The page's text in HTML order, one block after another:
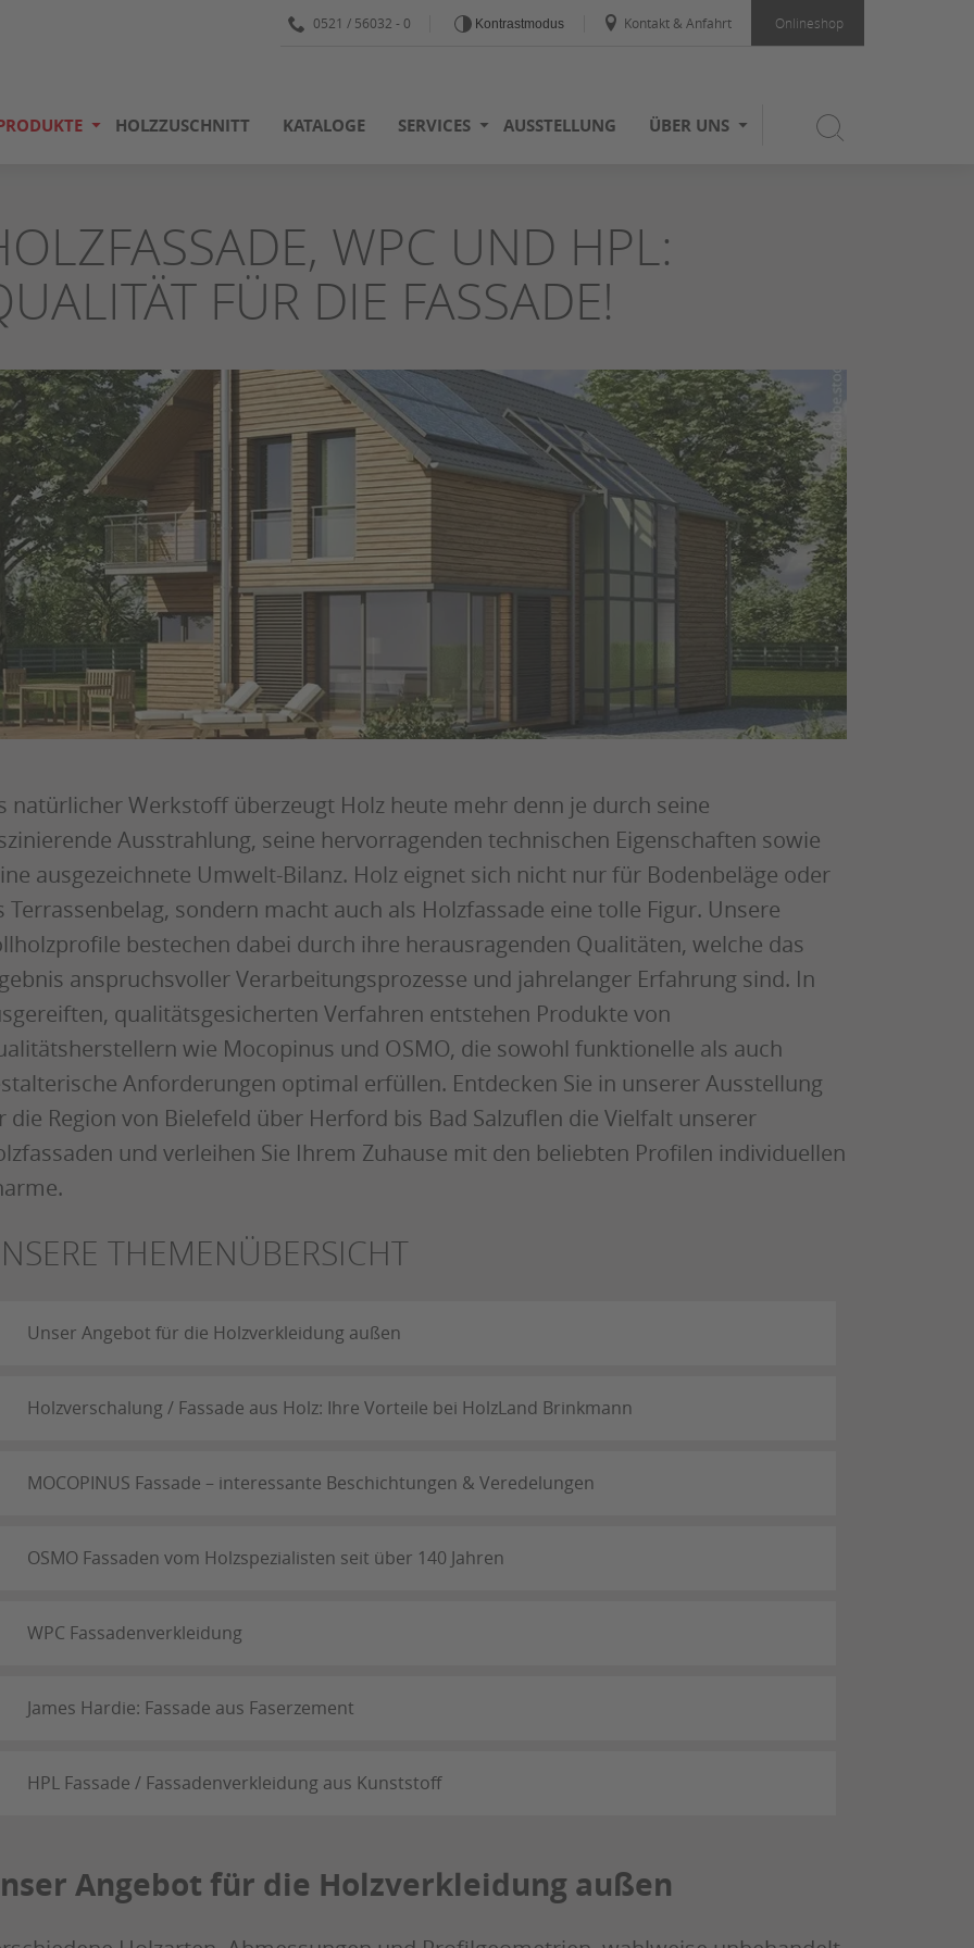
0521 / 56032 - 0 Kontrastmodus Kontakt & Anfahrt Onlineshop
HOLZZUSCHNITT KATALOGE SERVICES AUSSTELLUNG ÜBER UNS
WPC UND HPL:
FÜR DIE FASSADE!
natürlicher Werkstoff überzeugt Holz heute mehr denn je durch seine
Ausstrahlung, seine hervorragenden technischen Eigenschaften sowie
ausgezeichnete Umwelt-Bilanz. Holz eignet sich nicht nur für Bodenbeläge oder
Terrassenbelag, sondern macht auch als Holzfassade eine tolle Figur. Unsere
bestechen dabei durch ihre herausragenden Qualitäten, welche das
anspruchsvoller Verarbeitungsprozesse und jahrelanger Erfahrung sind. In
qualitätsgesicherten Verfahren entstehen Produkte von
wie Mocopinus und OSMO, die sowohl funktionelle als auch
Anforderungen optimal erfüllen. Entdecken Sie in unserer Ausstellung
die Region von Bielefeld über Herford bis Bad Salzuflen die Vielfalt unserer
und verleihen Sie Ihrem Zuhause mit den beliebten Profilen individuellen
THEMENÜBERSICHT
Unser Angebot für die Holzverkleidung außen
Holzverschalung / Fassade aus Holz: Ihre Vorteile bei HolzLand Brinkmann
MOCOPINUS Fassade – interessante Beschichtungen & Veredelungen
OSMO Fassaden vom Holzspezialisten seit über 140 Jahren
WPC Fassadenverkleidung
James Hardie: Fassade aus Faserzement
HPL Fassade / Fassadenverkleidung aus Kunststoff
Angebot für die Holzverkleidung außen